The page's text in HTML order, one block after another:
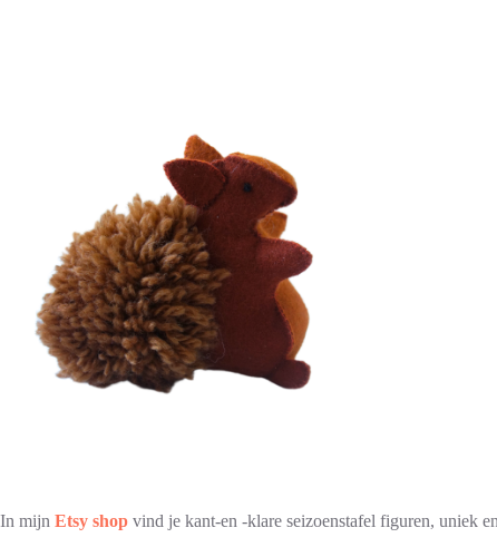
In mijn Etsy shop vind je kant-en -klare seizoenstafel figuren, uniek